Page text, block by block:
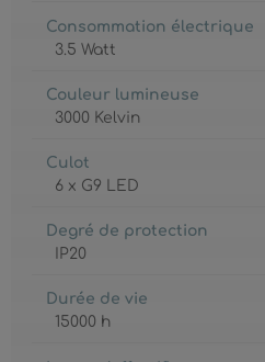
Consommation électrique
3.5 Watt
Couleur lumineuse
3000 Kelvin
Culot
6 x G9 LED
Degré de protection
IP20
Durée de vie
15000 h